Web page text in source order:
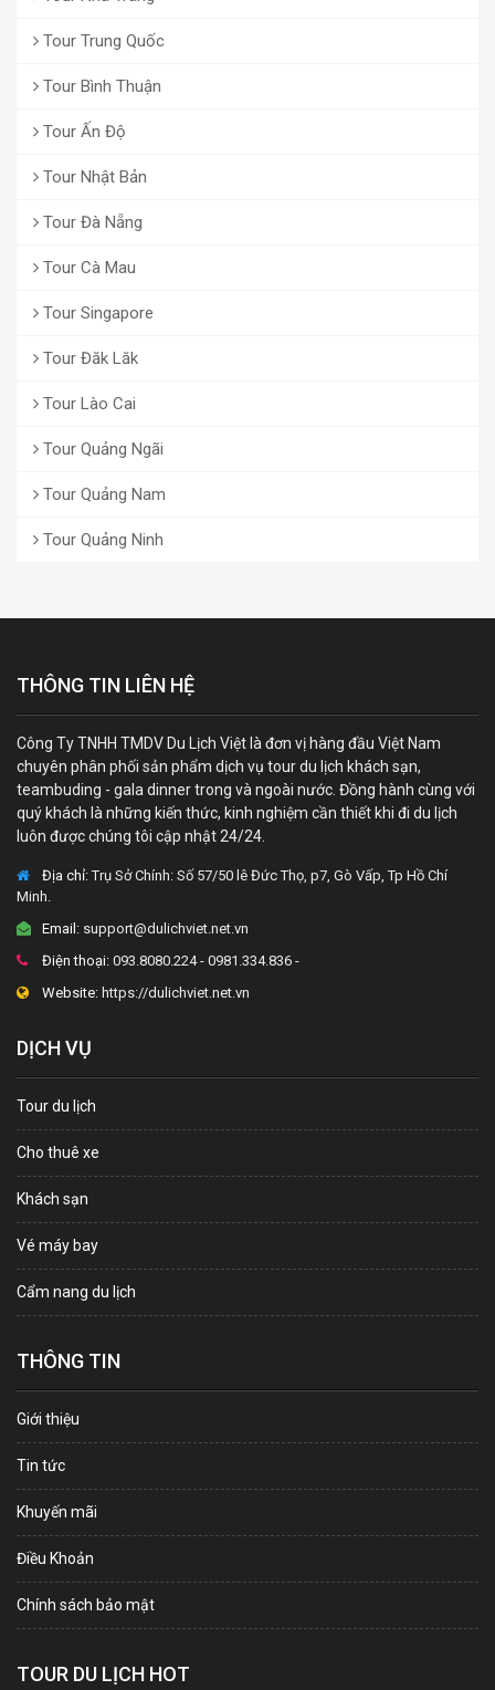
Tour Trung Quốc
Tour Bình Thuận
Tour Ấn Độ
Tour Nhật Bản
Tour Đà Nẵng
Tour Cà Mau
Tour Singapore
Tour Đăk Lăk
Tour Lào Cai
Tour Quảng Ngãi
Tour Quảng Nam
Tour Quảng Ninh
THÔNG TIN LIÊN HỆ
Công Ty TNHH TMDV Du Lịch Việt là đơn vị hàng đầu Việt Nam
chuyên phân phối sản phẩm dịch vụ tour du lịch khách sạn,
teambuding - gala dinner trong và ngoài nước. Đồng hành cùng với
quý khách là những kiến thức, kinh nghiệm cần thiết khi đi du lịch
luôn được chúng tôi cập nhật 24/24.
Địa chỉ:Trụ Sở Chính: Số 57/50 lê Đức Thọ, p7, Gò Vấp, Tp Hồ Chí
Minh.
Email: support@dulichviet.net.vn
Điện thoại: 093.8080.224 - 0981.334.836 -
Website: https://dulichviet.net.vn
DỊCH VỤ
Tour du lịch
Cho thuê xe
Khách sạn
Vé máy bay
Cẩm nang du lịch
THÔNG TIN
Giới thiệu
Tin tức
Khuyến mãi
Điều Khoản
Chính sách bảo mật
TOUR DU LỊCH HOT